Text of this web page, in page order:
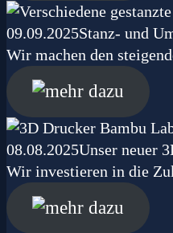
09.09.2025Stanz- und
Wir machen den
08.08.2025Unser neuer
Wir investieren in die